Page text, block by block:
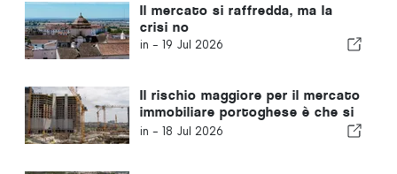
Il mercato si raffredda, ma la
crisi no
in - 19 Jul 2026
Il rischio maggiore per il mercato
immobiliare portoghese è che si
continui a non costruire
in - 18 Jul 2026